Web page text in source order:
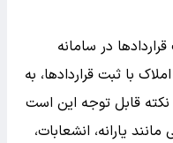
در سامانه
با ثبت قراردادها، به
قابل توجه این است
یارانه، انشعابات،